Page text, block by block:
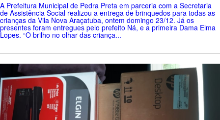
A Prefeitura Municipal de Pedra Preta em parceria com a Secretaria
de Assistência Social realizou a entrega de brinquedos para todas as
crianças da Vila Nova Araçatuba, ontem domingo 23/12. Já os
presentes foram entregues pelo prefeito Ná, e a primeira Dama Elma
Lopes. “O brilho no olhar das criança...